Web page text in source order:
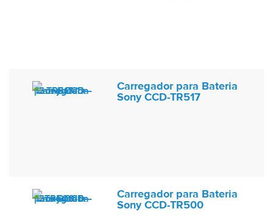
Carregador para Bateria
Sony CCD-TR517
Carregador para Bateria
Sony CCD-TR500